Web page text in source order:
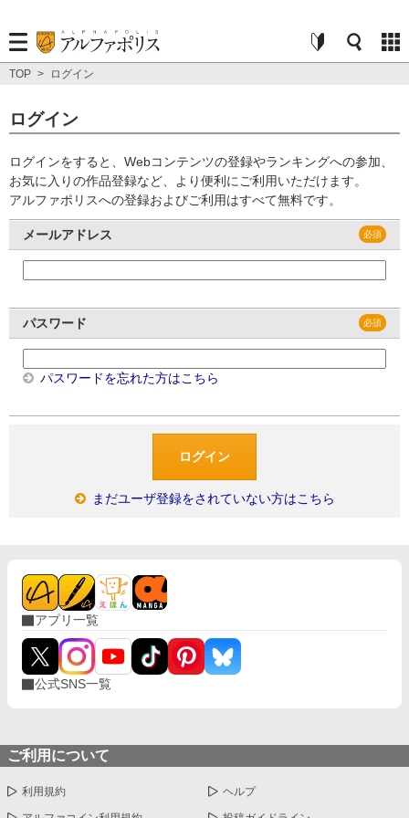
TOP > ログイン
ログイン
ログインをすると、Webコンテンツの登録やランキングへの参加、
お気に入りの作品登録など、より便利にご利用いただけます。
アルファポリスへの登録およびご利用はすべて無料です。
メールアドレス
パスワード
パスワードを忘れた方はこちら
まだユーザ登録をされていない方はこちら
アプリ一覧
公式SNS一覧
ご利用について
利用規約 ヘルプ